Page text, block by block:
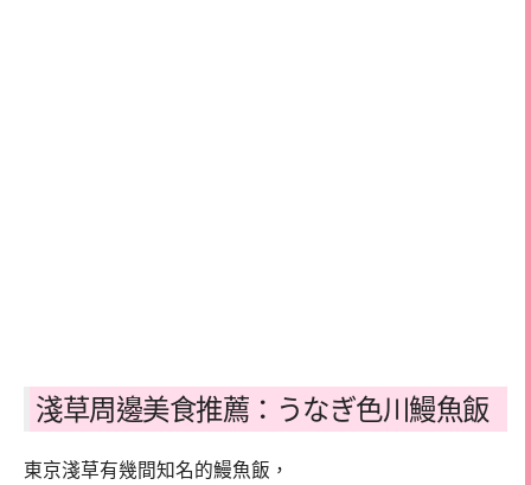
淺草周邊美食推薦：うなぎ色川鰻魚飯
東京淺草有幾間知名的鰻魚飯，